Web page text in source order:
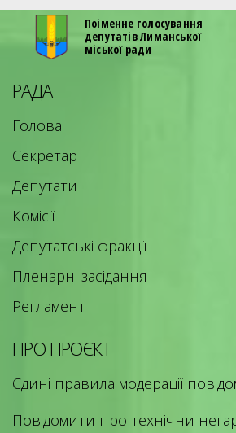
Поіменне голосування
депутатів Лиманської
міської ради
РАДА
Голова
Секретар
Депутати
Комісії
Депутатські фракції
Пленарні засідання
Регламент
ПРО ПРОЄКТ
Єдині правила модерації
Повідомити про технічни